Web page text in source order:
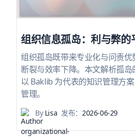
组织信息孤岛：利与弊的
组织孤岛既带来专业化与问责
断裂与效率下降。本文解析孤
以 Baklib 为代表的知识管理方
管理。
ByLisa 发布：2026-06-29